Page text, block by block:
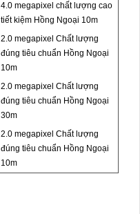
4.0 megapixel chất lượng cao
tiết kiệm Hồng Ngoại 10m
2.0 megapixel Chất lượng
đúng tiêu chuẩn Hồng Ngoại
10m
2.0 megapixel Chất lượng
đúng tiêu chuẩn Hồng Ngoại
30m
2.0 megapixel Chất lượng
đúng tiêu chuẩn Hồng Ngoại
10m